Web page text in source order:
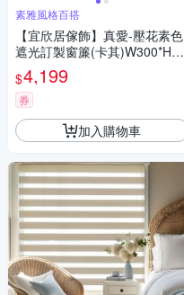
素雅風格百搭
【宜欣居傢飾】真愛-壓花素色
遮光訂製窗簾(卡其)W300*H21
1-240cm以內*2片/台灣製
$4,199
券
加入購物車